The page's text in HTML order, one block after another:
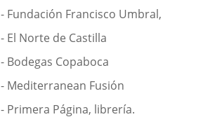
- Fundación Francisco Umbral,
- El Norte de Castilla
- Bodegas Copaboca
- Mediterranean Fusión
- Primera Página, librería.